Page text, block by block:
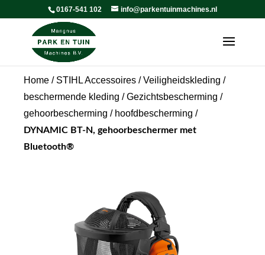
0167-541 102 info@parkentuinmachines.nl
Home / STIHL Accessoires /Veiligheidskleding /
beschermende kleding /Gezichtsbescherming /
gehoorbescherming / hoofdbescherming /
DYNAMIC BT-N, gehoorbeschermer met
Bluetooth®